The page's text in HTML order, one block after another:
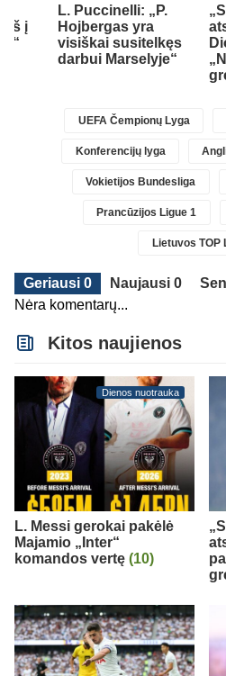
į
L. Puccinelli: „P.
Hojbergas yra
visiškai susitelkęs
darbui Marselyje“
UEFA Čempionų Lyga
Konferencijų lyga
Vokietijos Bundesliga
Prancūzijos Ligue 1
Lietuvos TOP
Geriausi 0 Naujausi 0
Nėra komentarų...
Kitos naujienos
Dienos nuotrauka
L. Messi gerokai pakėlė
Majamio „Inter“
komandos vertę (10)